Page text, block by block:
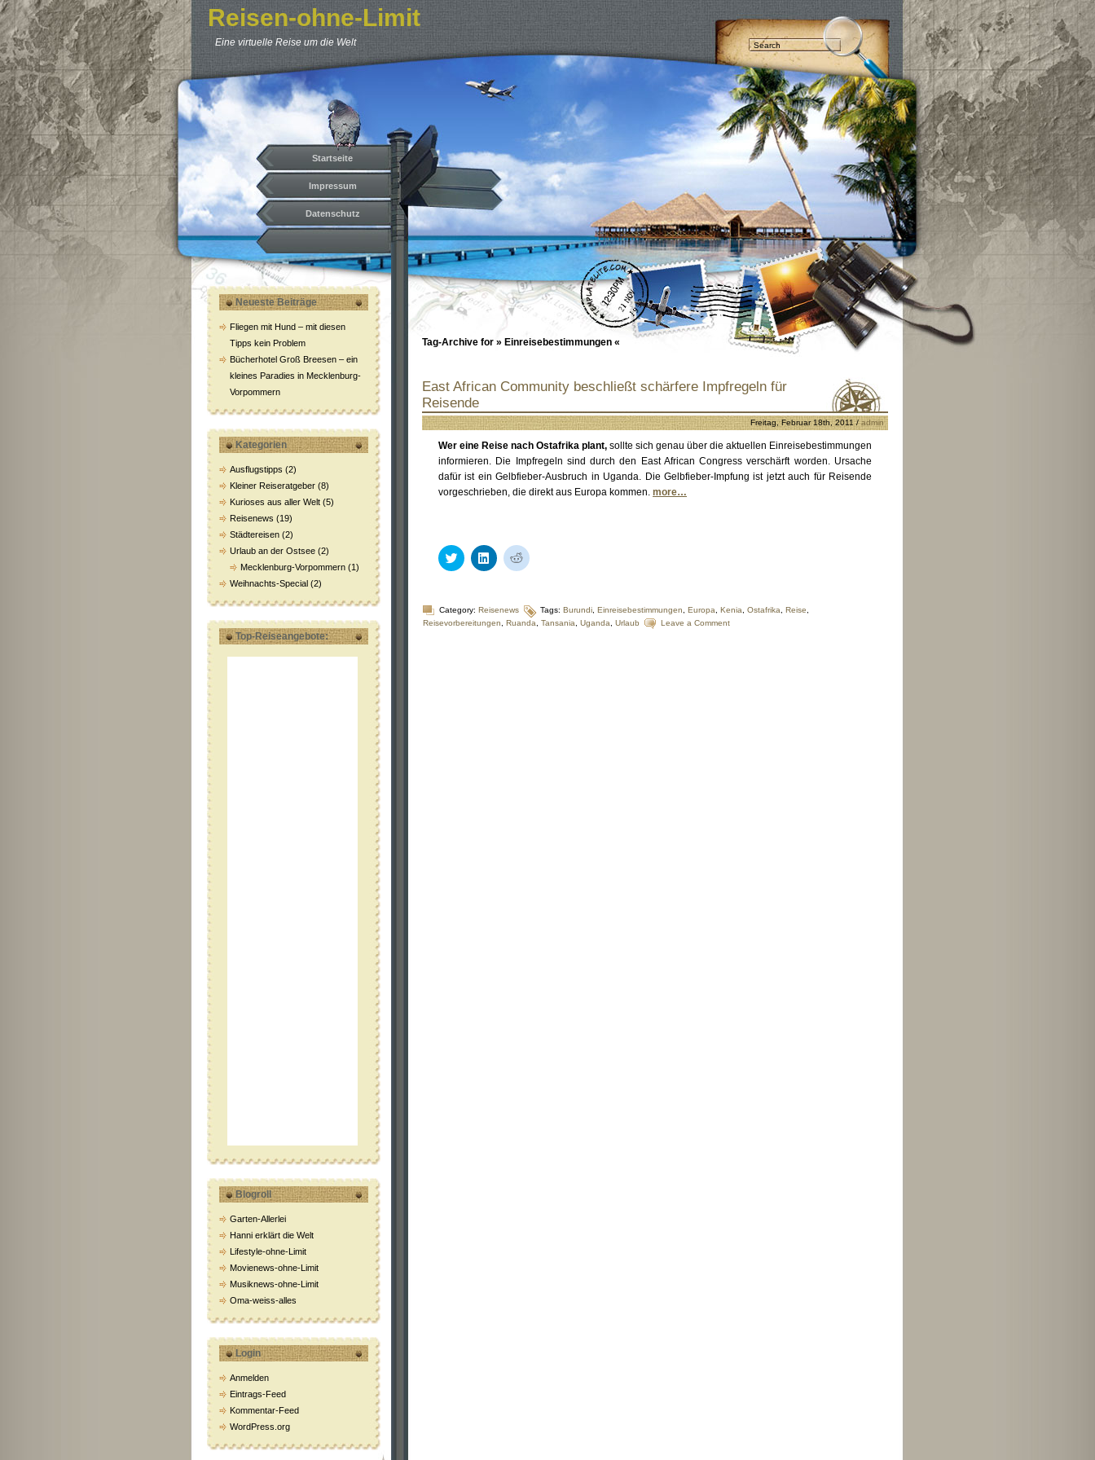
Reisen-ohne-Limit
Eine virtuelle Reise um die Welt
Startseite
Impressum
Datenschutz
Neueste Beiträge
Fliegen mit Hund – mit diesen
Tipps kein Problem
Bücherhotel Groß Breesen – ein
kleines Paradies in Mecklenburg-
Vorpommern
Kategorien
Ausflugstipps (2)
Kleiner Reiseratgeber (8)
Kurioses aus aller Welt (5)
Reisenews (19)
Städtereisen (2)
Urlaub an der Ostsee (2)
Mecklenburg-Vorpommern (1)
Weihnachts-Special (2)
Top-Reiseangebote:
Blogroll
Garten-Allerlei
Hanni erklärt die Welt
Lifestyle-ohne-Limit
Movienews-ohne-Limit
Musiknews-ohne-Limit
Oma-weiss-alles
Login
Anmelden
Eintrags-Feed
Kommentar-Feed
WordPress.org
Tag-Archive for » Einreisebestimmungen «
East African Community beschließt schärfere Impfregeln für
Reisende
Freitag, Februar 18th, 2011 /admin
Wer eine Reise nach Ostafrika plant, sollte sich genau über die aktuellen Einreisebestimmungen
informieren. Die Impfregeln sind durch den East African Congress verschärft worden. Ursache
dafür ist ein Gelbfieber-Ausbruch in Uganda. Die Gelbfieber-Impfung ist jetzt auch für Reisende
vorgeschrieben, die direkt aus Europa kommen. more…
Klick,
um
teilen
(Wird
in
Klick,
um
teilen
(Wird
in
Klick,
um
teilen
(Wird
in
Category: Reisenews Tags: Burundi Einreisebestimmungen Europa Kenia Ostafrika Reise
Reisevorbereitungen
Ruanda Tansania Uganda Urlaub Leave a Comment